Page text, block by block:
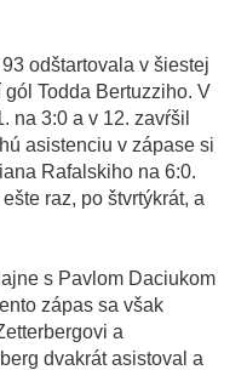
odštartovala v šiestej
Todda Bertuzziho. V
na 3:0 a v 12. zavŕšil
asistenciu v zápase si
Rafalskiho na 6:0.
raz, po štvrtýkrát, a
s Pavlom Daciukom
zápas sa však
a
dvakrát asistoval a